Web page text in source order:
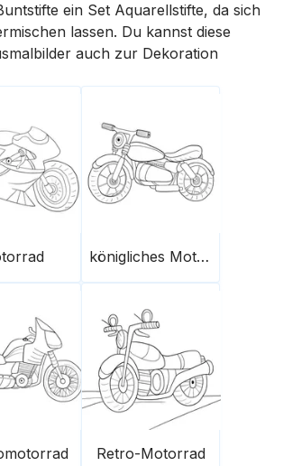
ein Set Aquarellstifte, da sich
lassen. Du kannst diese
auch zur Dekoration
königliches Motorrad
Retro-Motorrad